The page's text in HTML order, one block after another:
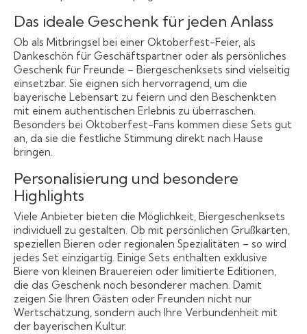
Das ideale Geschenk für jeden Anlass
Ob als Mitbringsel bei einer Oktoberfest-Feier, als
Dankeschön für Geschäftspartner oder als persönliches
Geschenk für Freunde – Biergeschenksets sind vielseitig
einsetzbar. Sie eignen sich hervorragend, um die
bayerische Lebensart zu feiern und den Beschenkten
mit einem authentischen Erlebnis zu überraschen.
Besonders bei Oktoberfest-Fans kommen diese Sets gut
an, da sie die festliche Stimmung direkt nach Hause
bringen.
Personalisierung und besondere
Highlights
Viele Anbieter bieten die Möglichkeit, Biergeschenksets
individuell zu gestalten. Ob mit persönlichen Grußkarten,
speziellen Bieren oder regionalen Spezialitäten – so wird
jedes Set einzigartig. Einige Sets enthalten exklusive
Biere von kleinen Brauereien oder limitierte Editionen,
die das Geschenk noch besonderer machen. Damit
zeigen Sie Ihren Gästen oder Freunden nicht nur
Wertschätzung, sondern auch Ihre Verbundenheit mit
der bayerischen Kultur.